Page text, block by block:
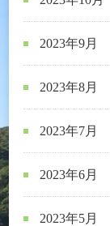
2023年9月
2023年8月
2023年7月
2023年6月
2023年5月